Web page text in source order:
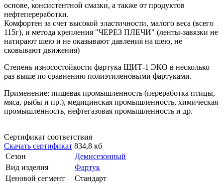
основе, консистентной смазки, а также от продуктов
нефтепереработки.
Комфортен за счет высокой эластичности, малого веса (всего
115г), и метода крепления "ЧЕРЕЗ ПЛЕЧИ" (ленты-завязки не
натирают шею и не оказывают давления на шею, не
сковывают движения)
Степень износостойкости фартука ЩИТ-1 ЭКО в несколько
раз выше по сравнению полиэтиленовыми фартуками.
Применение: пищевая промышленность (переработка птицы,
мяса, рыбы и пр.), медицинская промышленность, химическая
промышленность, нефтегазовая промышленность и др.
Сертификат соответствия
Скачать сертификат 834,8 кб
Сезон
Демисезонный
Вид изделия
Фартук
Ценовой сегмент
Стандарт